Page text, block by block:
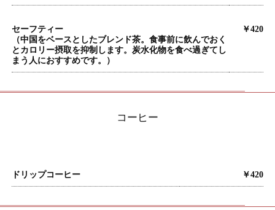
セーフティー
（中国をベースとしたブレンド茶。食事前に飲んでおく
とカロリー摂取を抑制します。炭水化物を食べ過ぎてし
まう人におすすめです。）
￥420
コーヒー
ドリップコーヒー ￥420